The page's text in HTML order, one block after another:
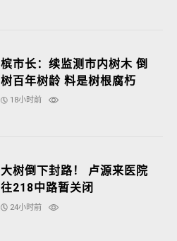
槟市长：续监测市内树木 倒
树百年树龄 料是树根腐朽
18小时前
大树倒下封路！ 卢源来医院
往218中路暂关闭
24小时前